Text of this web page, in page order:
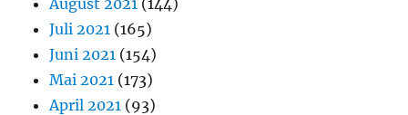
Juli 2021 (165)
Juni 2021 (154)
Mai 2021 (173)
April 2021 (93)